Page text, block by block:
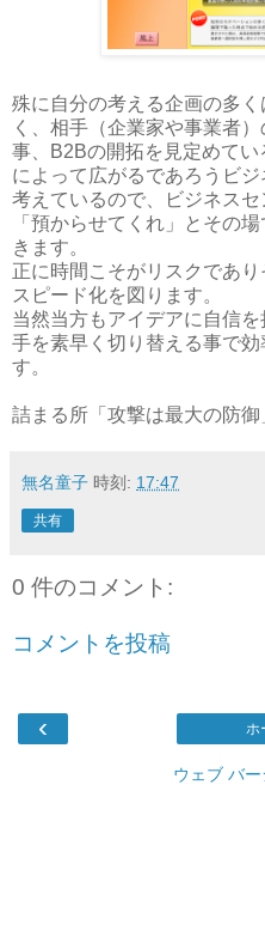
殊に自分の考える企画の多
く、相手（企業家や事業者
事、B2Bの開拓を見定めて
によって広がるであろうビ
考えているので、ビジネス
「預からせてくれ」とその
きます。
正に時間こそがリスクであり
スピード化を図ります。
当然当方もアイデアに自信
手を素早く切り替える事で
す。
詰まる所「攻撃は最大の防御
無名童子 時刻: 17:47
共有
0 件のコメント:
コメントを投稿
‹ ホ
ウェブ バ